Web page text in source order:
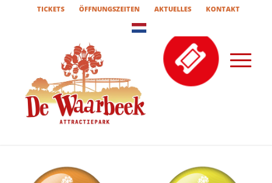
TICKETS ÖFFNUNGSZEITEN AKTUELLES KONTAKT